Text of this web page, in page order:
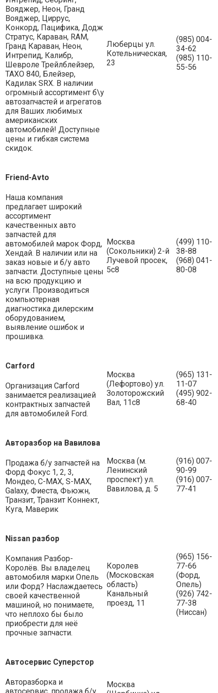
Вояджер, Неон, Гранд
Вояджер, Циррус,
Конкорд, Пацифика, Додж
Стратус, Караван, RAM,
Гранд Караван, Неон,
Интрепид, Калибр,
Шевроле Трейлблейзер,
ТАХО 840, Блейзер,
Кадилак SRX. В наличии
огромный ассортимент б\у
автозапчастей и агрегатов
для Ваших любимых
американских
автомобилей! Доступные
цены и гибкая система
скидок.
Люберцы ул.
Котельническая,
23
(985) 004-
34-62
(985) 110-
55-56
Friend-Avto
Наша компания
предлагает широкий
ассортимент
качественных авто
запчастей для
автомобилей марок Форд,
Хендай. В наличии или на
заказ новые и б/у авто
запчасти. Доступные цены
на всю продукцию и
услуги. Производиться
компьютерная
диагностика дилерским
оборудованием,
выявление ошибок и
прошивка.
Москва
(Сокольники) 2-й
Лучевой просек,
5с8
(499) 110-
38-88
(968) 041-
80-08
Carford
Организация Carford
занимается реализацией
контрактных запчастей
для автомобилей Ford.
Москва
(Лефортово) ул.
Золоторожский
Вал, 11с8
(965) 131-
11-07
(495) 902-
68-40
Авторазбор на Вавилова
Продажа б/у запчастей на
Форд Фокус 1, 2, 3,
Мондео, C-MAX, S-MAX,
Galaxy, Фиеста, Фьюжн,
Транзит, Транзит Коннект,
Куга, Маверик
Москва (м.
Ленинский
проспект) ул.
Вавилова, д. 5
(916) 007-
90-99
(916) 007-
77-41
Nissan разбор
Компания Разбор-
Королёв. Вы владелец
автомобиля марки Опель
или Форд? Наслаждаетесь
своей качественной
машиной, но понимаете,
что неплохо бы было
приобрести для неё
прочные запчасти.
Королев
(Московская
область)
Канальный
проезд, 11
(965) 156-
77-66
(Форд,
Опель)
(926) 742-
77-38
(Ниссан)
Автосервис Суперстор
Авторазборка и
автосервис, продажа б/у
Москва